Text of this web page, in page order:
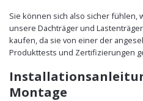
Sie können sich also sicher fühlen,
unsere Dachträger und
kaufen, da sie von einer der
Produkttests und Zertifizierungen
Montage